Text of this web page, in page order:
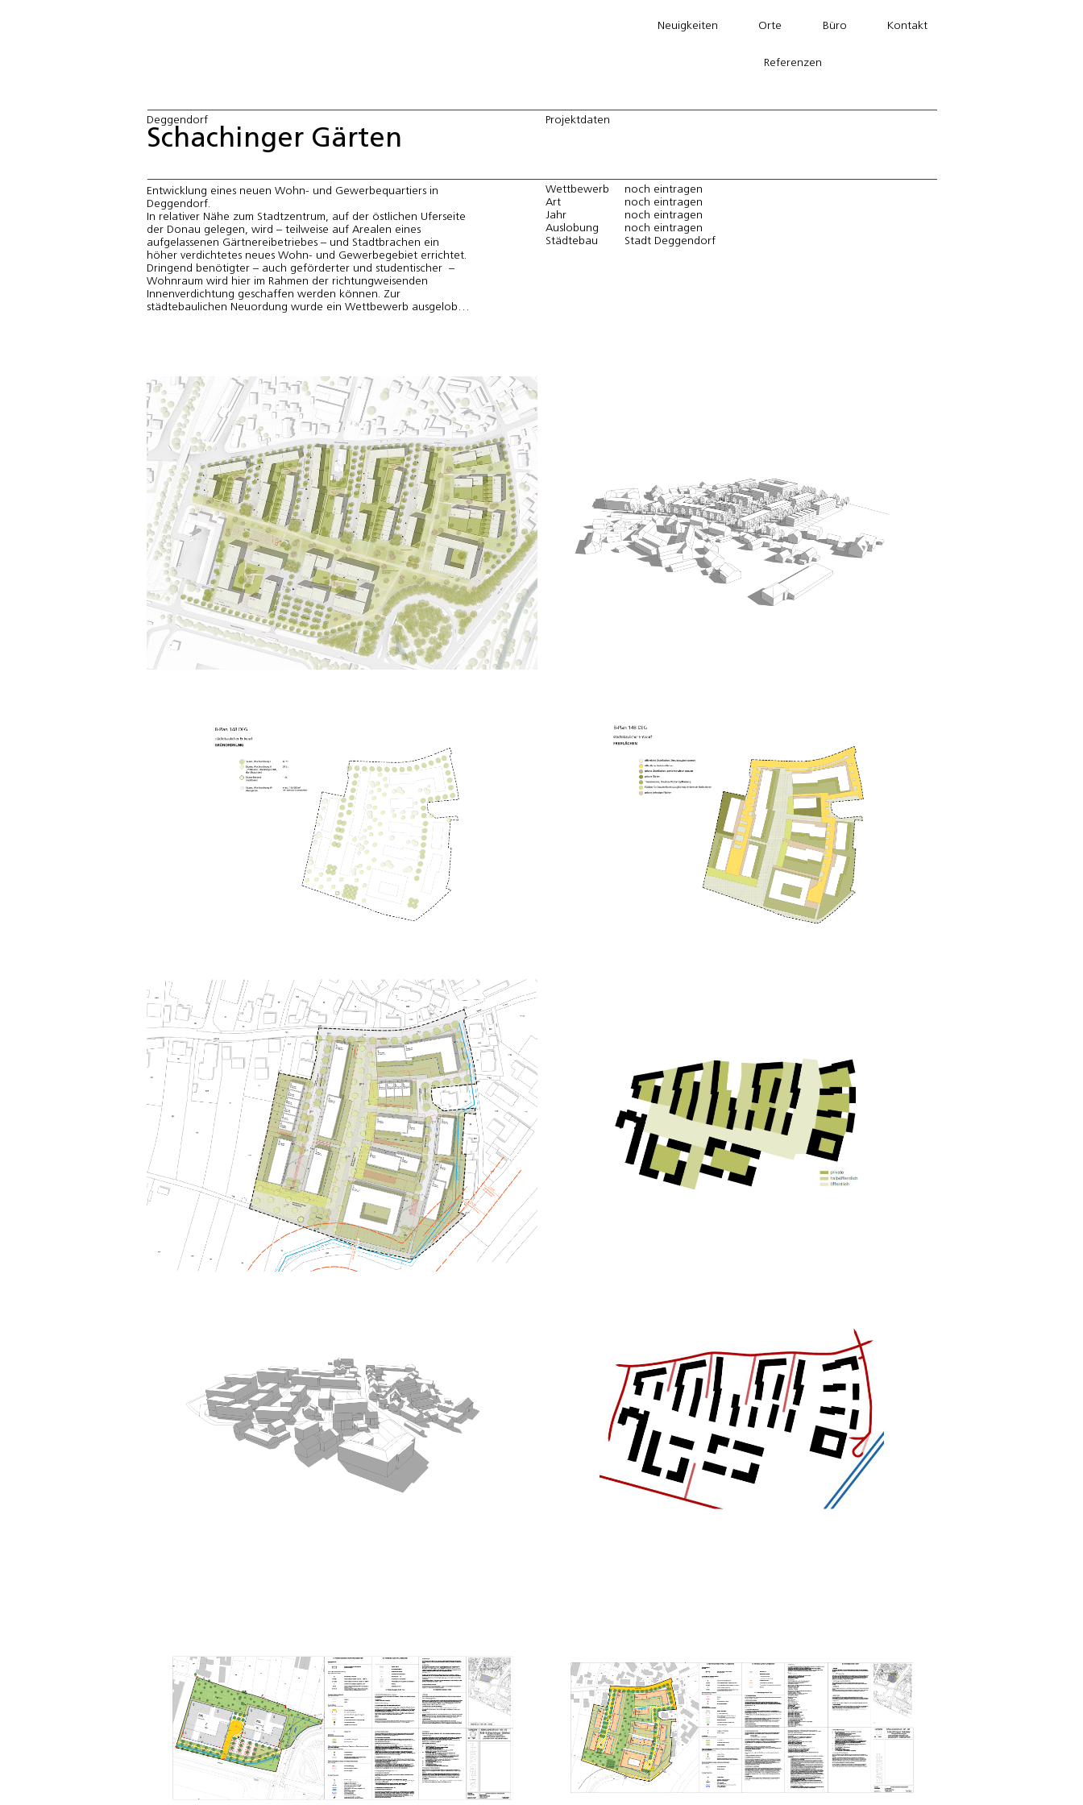
Neuigkeiten Orte Büro Kontakt
Referenzen
Deggendorf
Schachinger Gärten
Entwicklung eines neuen Wohn- und Gewerbequartiers in
Deggendorf.
In relativer Nähe zum Stadtzentrum, auf der östlichen Uferseite
der Donau gelegen, wird – teilweise auf Arealen eines
aufgelassenen Gärtnereibetriebes – und Stadtbrachen ein
höher verdichtetes neues Wohn- und Gewerbegebiet errichtet.
Dringend benötigter – auch geförderter und studentischer  –
Wohnraum wird hier im Rahmen der richtungweisenden
Innenverdichtung geschaffen werden können. Zur
städtebaulichen Neuordung wurde ein Wettbewerb ausgelobt,
Die neue Bebauung in den Schachinger Gärten teilt sich in drei
Baufelder, die sich an einen L-förmigen Grünraum angliedern.
Südlich sind 2 große Blöcke über eine einzige zentrale
Stichstraße erschlossen. Die Blöcke enthalten nicht lärmintensive
Gewerbeflächen wie auch loftähnliche Wohn- bzw.
Atelierflächen. Die Höfe sind autofrei gehalten.
Im nördlichen Baufeld entwickeln sich kleine Angerflächen von
der Otto-Denk-Straße Richtung Süden, die Flurgrenzen
nachzeichnend. Es entstehen abwechselnd ruhige Gartenhöfe
und kommunikationsfördernde Erschließungsanger. Beide
münden jeweils im großen öffentlichen Grünzug.
Das östliche Baufeld besteht aus einer straßenparallen
Bebauung mit einer Querspange. Es entstehen, räumlich
gefasste, Grünräume mit Anschluss an die Grünachse.
Erschließung
Das Quartier wird von Norden über die Otto-Denk-Straße
erschlossen. Einzelne Wohnwege führen in das Innere der
Anlage. Das Zentrum des Quartiers bleibt autofrei. Im Süden
werden die Baufelder mit gewerblichen Nutzungen und
Loftwohnen von der Neusiedler-Straße aus erschlossen.
Zonen
Wohnwege und öffentlichem Quartierszentrum profitieren
Anwohner, Arbeitende und die Umgebung.
Projektdaten
Wettbewerb
Art
Jahr
Auslobung
Städtebau
noch eintragen
noch eintragen
noch eintragen
noch eintragen
Stadt Deggendorf